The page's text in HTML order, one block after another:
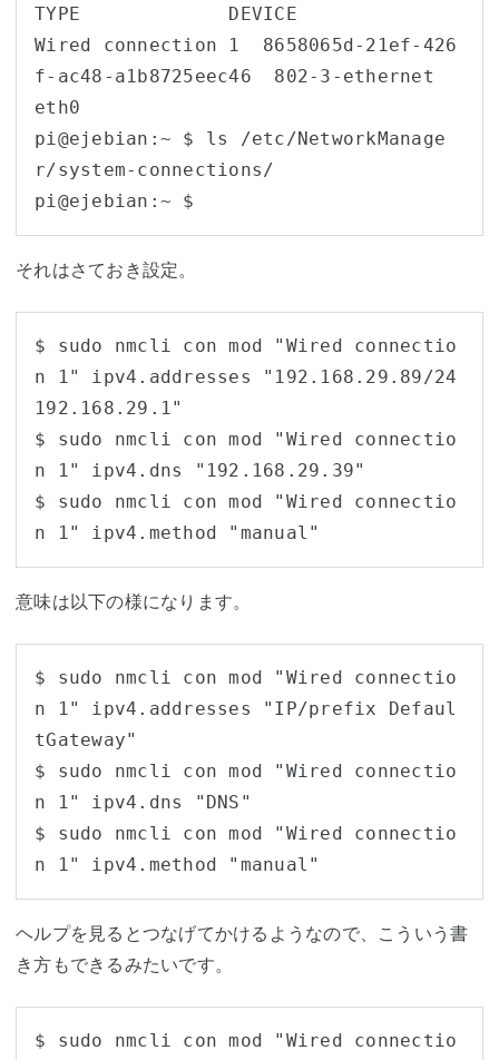
TYPE             DEVICE
Wired connection 1  8658065d-21ef-426
f-ac48-a1b8725eec46  802-3-ethernet
eth0
pi@ejebian:~ $ ls /etc/NetworkManage
r/system-connections/
pi@ejebian:~ $
それはさておき設定。
$ sudo nmcli con mod "Wired connectio
n 1" ipv4.addresses "192.168.29.89/24
192.168.29.1"
$ sudo nmcli con mod "Wired connectio
n 1" ipv4.dns "192.168.29.39"
$ sudo nmcli con mod "Wired connectio
n 1" ipv4.method "manual"
意味は以下の様になります。
$ sudo nmcli con mod "Wired connectio
n 1" ipv4.addresses "IP/prefix Defaul
tGateway"
$ sudo nmcli con mod "Wired connectio
n 1" ipv4.dns "DNS"
$ sudo nmcli con mod "Wired connectio
n 1" ipv4.method "manual"
ヘルプを見るとつなげてかけるようなので、こういう書
き方もできるみたいです。
$ sudo nmcli con mod "Wired connectio